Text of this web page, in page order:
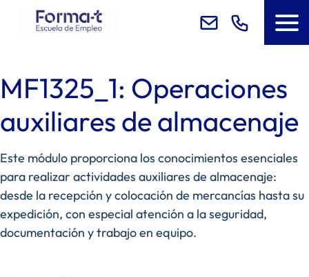
MF1325_1: Operaciones
auxiliares de almacenaje
Este módulo proporciona los conocimientos esenciales
para realizar actividades auxiliares de almacenaje:
desde la recepción y colocación de mercancías hasta su
expedición, con especial atención a la seguridad,
documentación y trabajo en equipo.